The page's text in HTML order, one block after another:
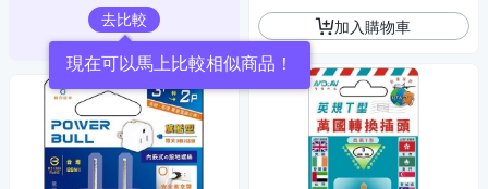
去比較
現在可以馬上比較相似商品！
加入購物車